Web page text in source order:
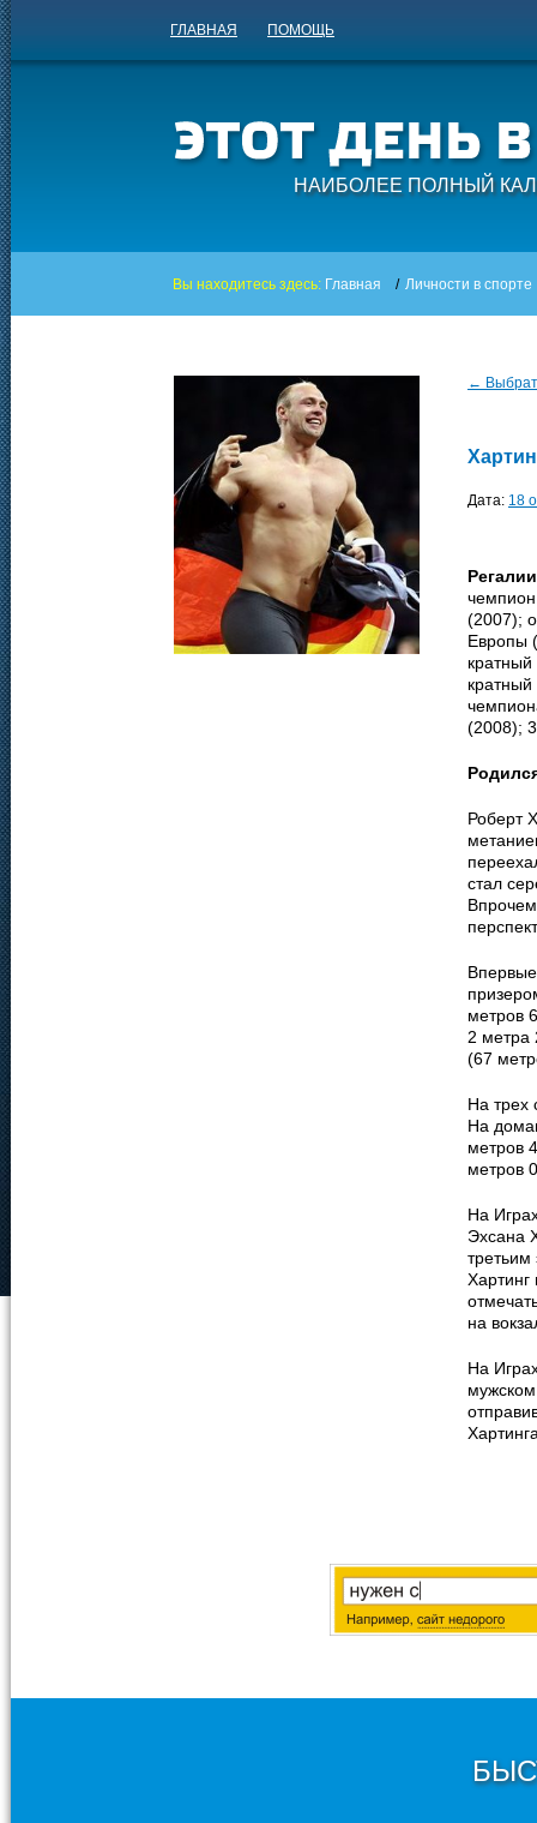
ГЛАВНАЯ ПОМОЩЬ
НАИБОЛЕЕ ПОЛНЫЙ
Вы находитесь здесь: Главная / Личности в спорте
←
Дата: 18
(2007);
Европы
(2008);
Роберт
стал
метров
2 метра
(67
На трех
На
метров
метров
На
Эхсана
Хартинг
на
На